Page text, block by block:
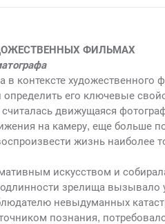
ФИЛЬМАХ
в контексте художественного
его ключевые
движущаяся
на камеру, еще больше
жизнь наиболее
искусством и
зрелища вызывало
невыдуманных
познания,